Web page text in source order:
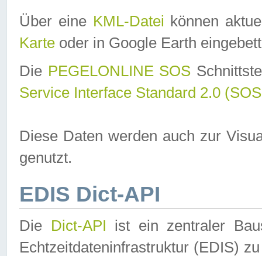
Über eine KML-Datei können
Karte oder in Google Earth
Die PEGELONLINE SOS
Service Interface Standard 2.0
Diese Daten werden auch zur
genutzt.
EDIS Dict-API
Die Dict-API ist ein zentraler
Echtzeitdateninfrastruktur (EDIS)